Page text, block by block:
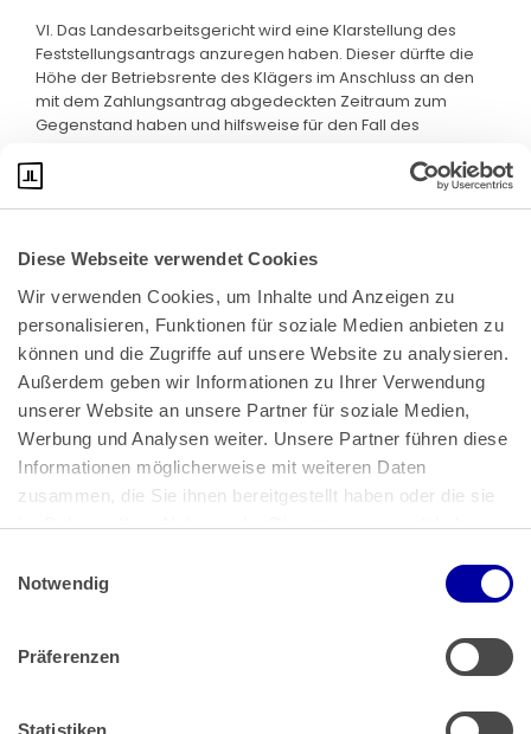
Diese Webseite verwendet Cookies
Wir verwenden Cookies, um Inhalte und Anzeigen zu
personalisieren, Funktionen für soziale Medien anbieten zu
können und die Zugriffe auf unsere Website zu analysieren.
Außerdem geben wir Informationen zu Ihrer Verwendung
unserer Website an unsere Partner für soziale Medien,
Werbung und Analysen weiter. Unsere Partner führen diese
Informationen möglicherweise mit weiteren Daten
zusammen, die Sie ihnen bereitgestellt haben oder die sie
im Rahmen Ihrer Nutzung der Dienste gesammelt haben.
Impressum
Notwendig
Präferenzen
Statistiken
VI. Das Landesarbeitsgericht wird eine Klarstellung des
Feststellungsantrags anzuregen haben. Dieser dürfte die
Höhe der Betriebsrente des Klägers im Anschluss an den
mit dem Zahlungsantrag abgedeckten Zeitraum zum
Gegenstand haben und hilfsweise für den Fall des
Bundeskanzlerplatz 2
53113 Bonn
Pressemitteilungen|AGB
Impressum|Datenschutz